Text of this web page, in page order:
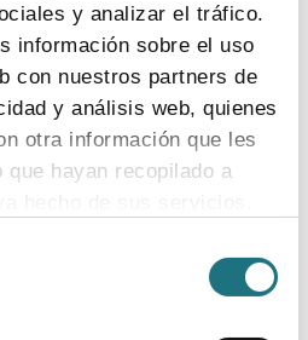
y analizar el tráfico.
información sobre el uso
con nuestros partners de
y análisis web, quienes
otra información que les
que hayan recopilado a
puede acceder a nuestra
Farmacéutica en